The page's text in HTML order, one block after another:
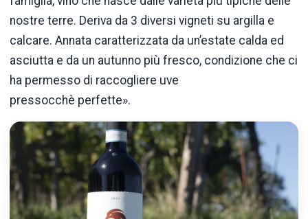
nostre terre. Deriva da 3 diversi vigneti su argilla e
calcare. Annata caratterizzata da un’estate calda ed
asciutta e da un autunno più fresco, condizione che ci
ha permesso di raccogliere uve
pressocchè perfette».